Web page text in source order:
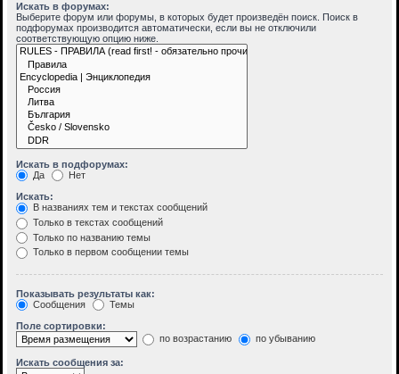
Искать в форумах:
Выберите форум или форумы, в которых будет произведён поиск. Поиск в
подфорумах производится автоматически, если вы не отключили
соответствующую опцию ниже.
Искать в подфорумах:
Да
Нет
Искать:
В названиях тем и текстах сообщений
Только в текстах сообщений
Только по названию темы
Только в первом сообщении темы
Показывать результаты как:
Сообщения
Темы
Поле сортировки:
по возрастанию
по убыванию
Искать сообщения за: